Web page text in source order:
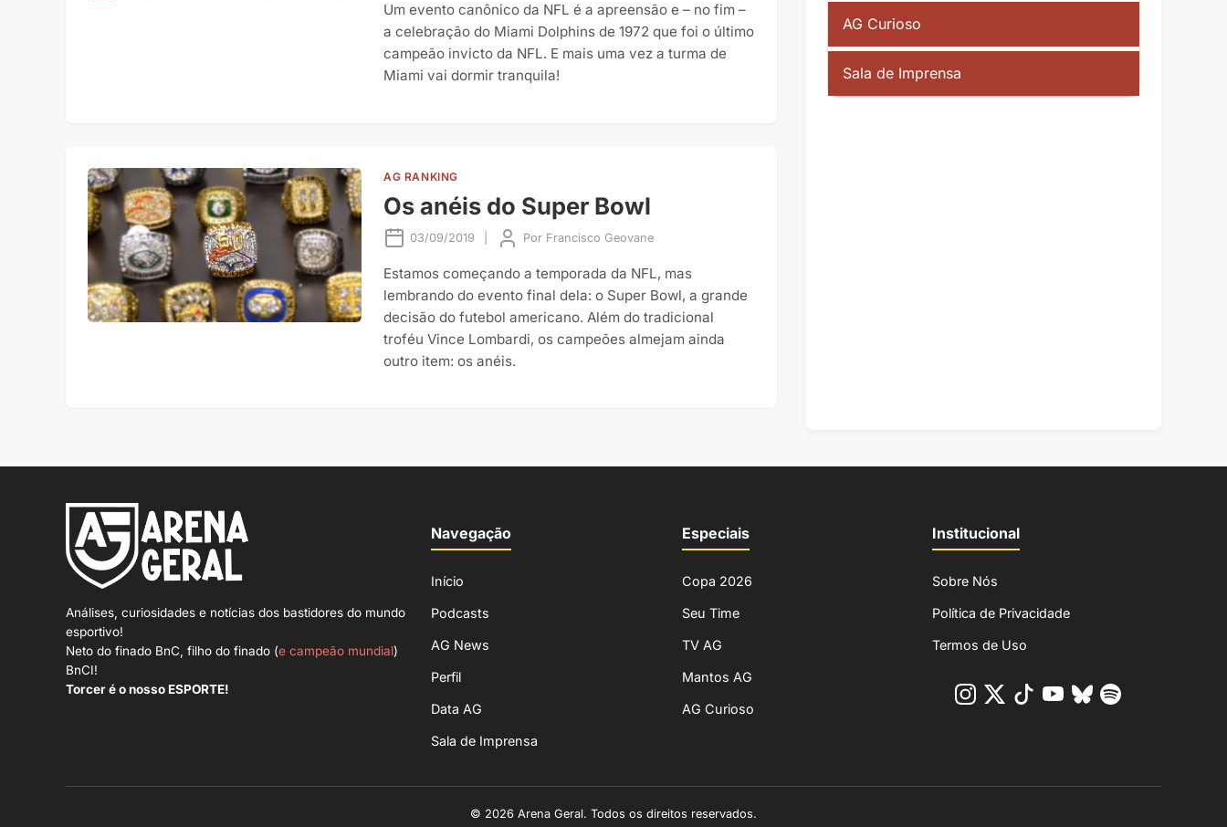
Um evento canônico da NFL é a apreensão e – no fim –
a celebração do Miami Dolphins de 1972 que foi o último
campeão invicto da NFL. E mais uma vez a turma de
Miami vai dormir tranquila!
AG RANKING
Os anéis do Super Bowl
03/09/2019 Por Francisco Geovane
Estamos começando a temporada da NFL, mas
lembrando do evento final dela: o Super Bowl, a grande
decisão do futebol americano. Além do tradicional
troféu Vince Lombardi, os campeões almejam ainda
outro item: os anéis.
AG Curioso
Sala de Imprensa
Análises, curiosidades e notícias dos bastidores do mundo
esportivo!
Neto do finado BnC, filho do finado (e campeão mundial)
BnCI!
Torcer é o nosso ESPORTE!
Navegação
Início
Podcasts
AG News
Perfil
Data AG
Sala de Imprensa
Especiais
Copa 2026
Seu Time
TV AG
Mantos AG
AG Curioso
Institucional
Sobre Nós
Política de Privacidade
Termos de Uso
© 2026 Arena Geral. Todos os direitos reservados.